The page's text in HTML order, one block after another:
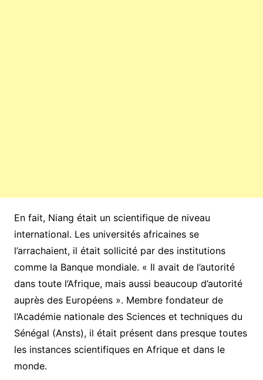
En fait, Niang était un scientifique de niveau
international. Les universités africaines se
l’arrachaient, il était sollicité par des institutions
comme la Banque mondiale. « Il avait de l’autorité
dans toute l’Afrique, mais aussi beaucoup d’autorité
auprès des Européens ». Membre fondateur de
l’Académie nationale des Sciences et techniques du
Sénégal (Ansts), il était présent dans presque toutes
les instances scientifiques en Afrique et dans le
monde.